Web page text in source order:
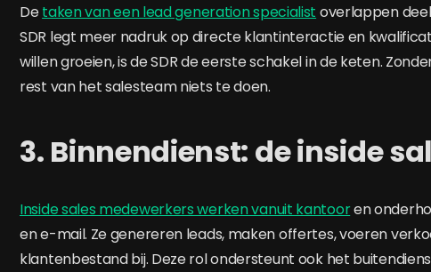
Detaken van een lead generation specialist overlappen
SDR legt meer nadruk op directe klantinteractie en
willen groeien, is de SDR de eerste schakel in de keten.
rest van het salesteam niets te doen.
3. Binnendienst: de inside
Inside sales medewerkers werken vanuit kantooren
en e-mail. Ze genereren leads, maken offertes, voeren
klantenbestand bij. Deze rol ondersteunt ook het